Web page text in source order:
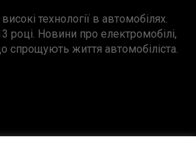
технології в автомобілях.
році. Новини про електромобілі,
спрощують життя автомобіліста.